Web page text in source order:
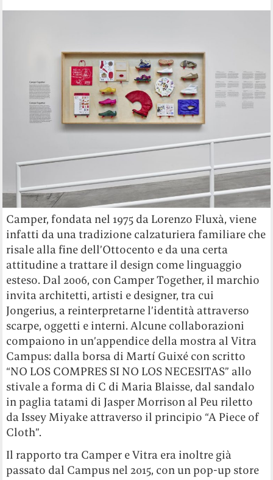
Camper, fondata nel 1975 da Lorenzo Fluxà, viene
infatti da una tradizione calzaturiera familiare che
risale alla fine dell’Ottocento e da una certa
attitudine a trattare il design come linguaggio
esteso. Dal 2006, con Camper Together, il marchio
invita architetti, artisti e designer, tra cui
Jongerius, a reinterpretarne l’identità attraverso
scarpe, oggetti e interni. Alcune collaborazioni
compaiono in un’appendice della mostra al Vitra
Campus: dalla borsa di Martí Guixé con scritto
“NO LOS COMPRES SI NO LOS NECESITAS” allo
stivale a forma di C di Maria Blaisse, dal sandalo
in paglia tatami di Jasper Morrison al Peu riletto
da Issey Miyake attraverso il principio “A Piece of
Cloth”.
Il rapporto tra Camper e Vitra era inoltre già
passato dal Campus nel 2015, con un pop-up store